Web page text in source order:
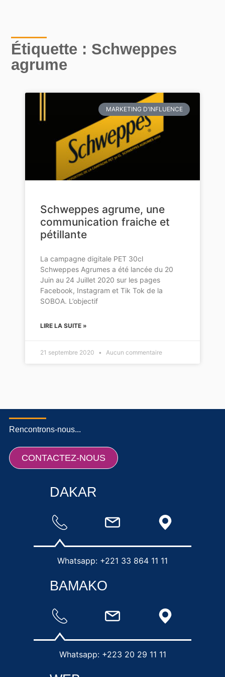
Étiquette : Schweppes
agrume
MARKETING D'INFLUENCE
Schweppes agrume, une
communication fraiche et
pétillante
La campagne digitale PET 30cl
Schweppes Agrumes a été lancée du 20
Juin au 24 Juillet 2020 sur les pages
Facebook, Instagram et Tik Tok de la
SOBOA. L’objectif
LIRE LA SUITE »
21 septembre 2020 Aucun commentaire
Rencontrons-nous...
CONTACTEZ-NOUS
DAKAR
Whatsapp: +221 33 864 11 11
BAMAKO
Whatsapp: +223 20 29 11 11